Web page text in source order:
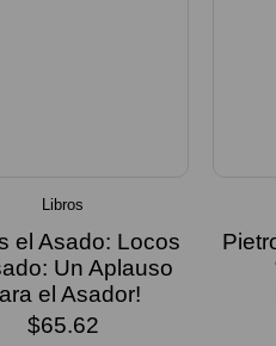
Libros
el Asado: Locos
Un Aplauso
el Asador!
$65.62